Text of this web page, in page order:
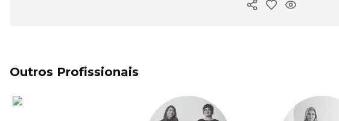
Copiar link
Outros Profissionais